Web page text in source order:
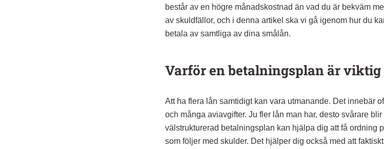
består av en högre månadskostnad än vad du är bekväm
av skuldfällor, och i denna artikel ska vi gå igenom hur du
betala av samtliga av dina smålån.
Varför en betalningsplan är viktig
Att ha flera lån samtidigt kan vara utmanande. Det innebär
och många aviavgifter. Ju fler lån man har, desto svårare
välstrukturerad betalningsplan kan hjälpa dig att få ordning
som följer med skulder. Det hjälper dig också med att